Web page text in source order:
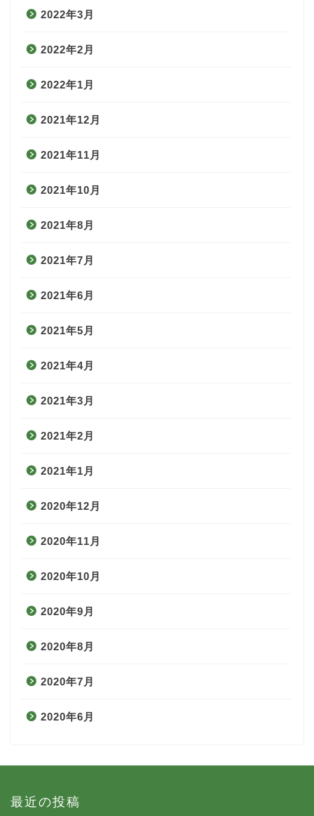
2022年3月
2022年2月
2022年1月
2021年12月
2021年11月
2021年10月
2021年8月
2021年7月
2021年6月
2021年5月
2021年4月
2021年3月
2021年2月
2021年1月
2020年12月
2020年11月
2020年10月
2020年9月
2020年8月
2020年7月
2020年6月
最近の投稿